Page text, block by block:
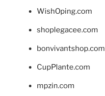
WishOping.com
shoplegacee.com
bonvivantshop.com
CupPlante.com
mpzin.com